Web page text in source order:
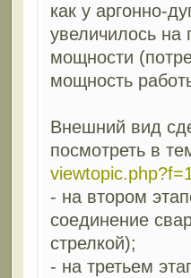
как у аргонно-
увеличилось на
мощности
мощность
Внешний вид
посмотреть в
- на втором
соединение
стрелкой);
- на третьем